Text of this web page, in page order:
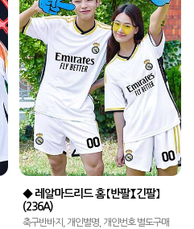
◆ 레알마드리드 홈 【반팔】【긴팔】
(236A)
축구반바지, 개인별명, 개인번호 별도구매